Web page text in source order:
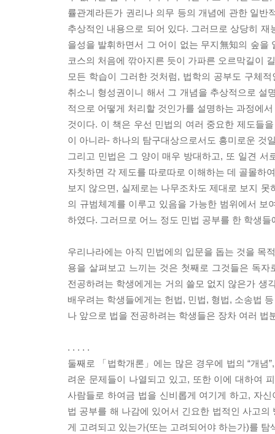
률관계라든가 권리나 의무 등의 개념에 관한 일
추상적인 내용으로 되어 있다. 그러므로 상당히
을성을 발휘하면서 그 어이 없는 무지無知의 숲
코스의 처음에 깎아지른 듯이 가파른 오르막길이
모든 학습이 그러한 것처럼, 법학의 공부도 구체
취소니 형성권이니 해서 그 개념을 추상적으로 설
적으로 어떻게 처리할 것인가를 설명하는 과정에
것이다. 이 책은 우선 민법의 여러 중요한 제도들
이 아니라- 하나의 탐구대상으로서도 흥미로운 것
그리고 민법은 그 양이 매우 방대하고, 또 일견
자칫하면 각 제도를 따로따로 이해하는 데 골몰하
보지 않으면, 실제로는 나무조차도 제대로 보지
의 규범체계를 이루고 있음을 가능한 범위에서
하였다. 그러므로 어느 정도 민법 공부를 한 학생
우리나라에는 아직 민법에의 입문을 돕는 것을 목
용을 살펴보고 느끼는 것은 첫째로 그것들은 독
전공하려는 학생에게는 거의 쓸모 없지 않은가 생
배우려는 학생들에게는 헌법, 민법, 형법, 소송법
나 앞으로 법을 전공하려는 학생들은 장차 여러
. . . . .
둘째로 「법학개론」에는 많은 경우에 법의 “개
려운 문제들이 나열되고 있고, 또한 이에 대하여
사람들로 하여금 법을 신비롭게 여기게 하고, 자
법 공부를 해 나감에 있어서 긴요한 법적인 사고
게 고려되고 있는가(또는 고려되어야 하는가)를